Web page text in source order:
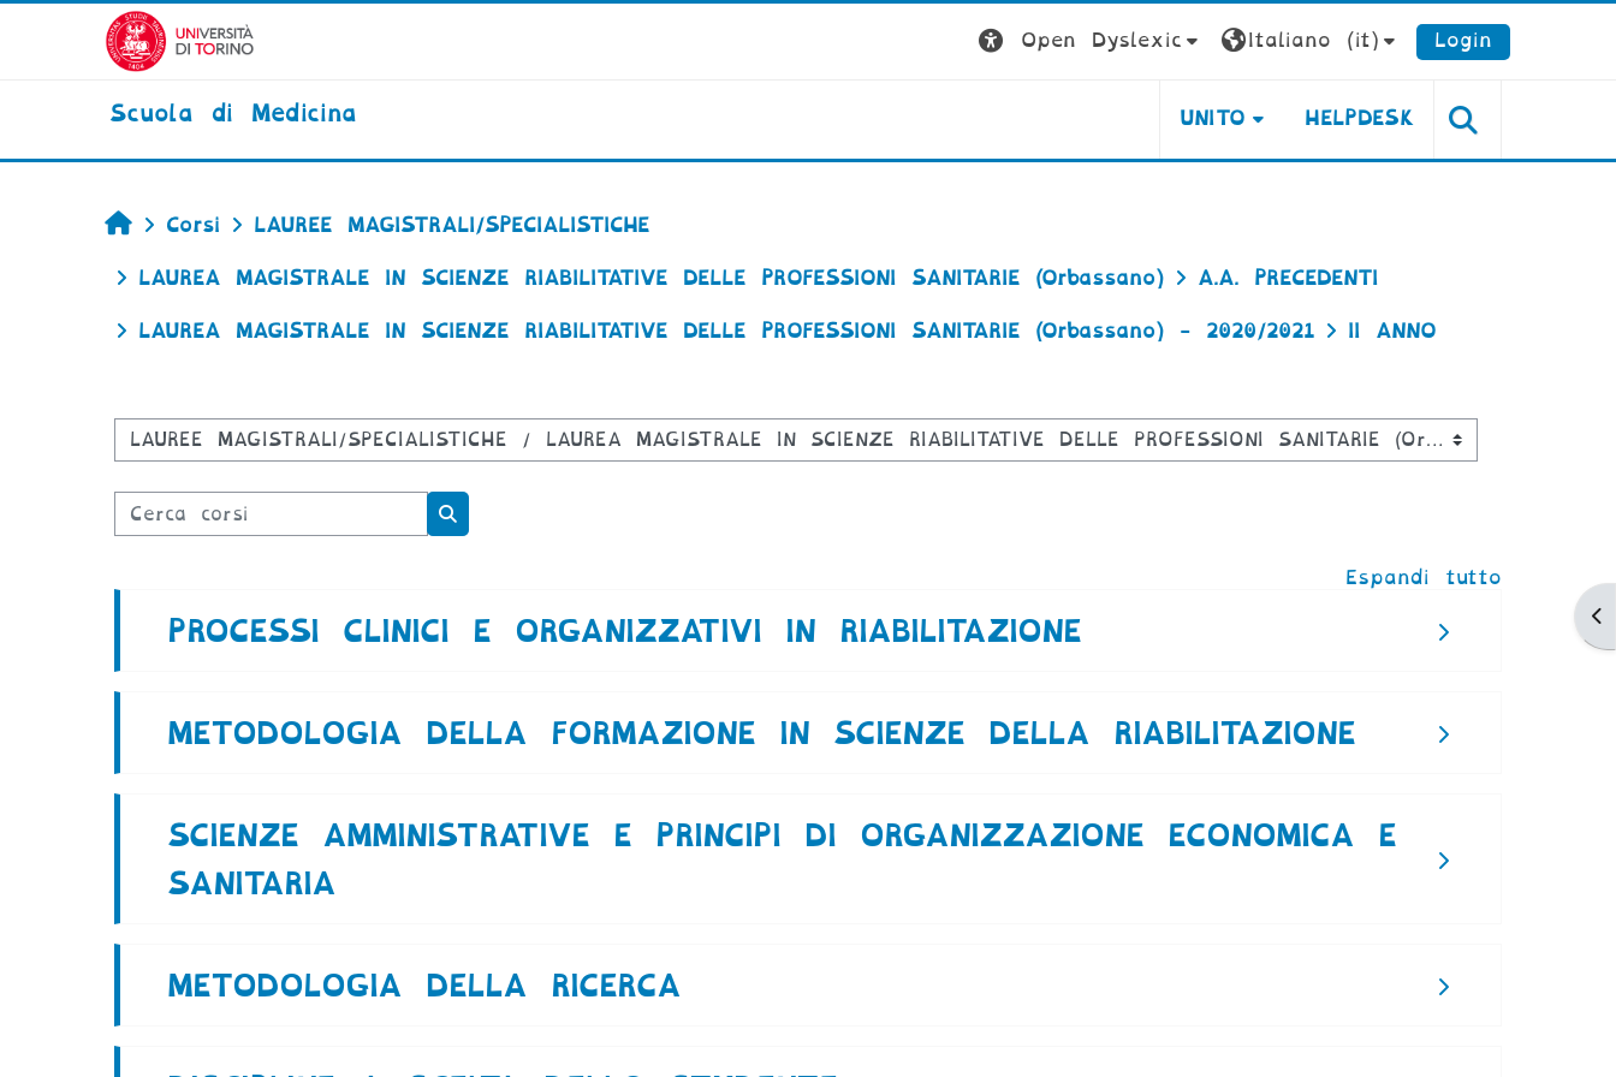
Vai al contenuto principale
Open Dyslexic
Italiano ‎(it)‎ Login
Scuola di Medicina UNITO HELPDESK
Home
Corsi LAUREE MAGISTRALI/SPECIALISTICHE
LAUREA MAGISTRALE IN SCIENZE RIABILITATIVE DELLE PROFESSIONI SANITARIE (Orbassano) A.A. PRECEDENTI
LAUREA MAGISTRALE IN SCIENZE RIABILITATIVE DELLE PROFESSIONI SANITARIE (Orbassano) - 2020/2021 II ANNO
Categorie di corso
Cerca corsi
Cerca corsi
Espandi tutto
PROCESSI CLINICI E ORGANIZZATIVI IN RIABILITAZIONE
METODOLOGIA DELLA FORMAZIONE IN SCIENZE DELLA RIABILITAZIONE
SCIENZE AMMINISTRATIVE E PRINCIPI DI ORGANIZZAZIONE ECONOMICA E
SANITARIA
METODOLOGIA DELLA RICERCA